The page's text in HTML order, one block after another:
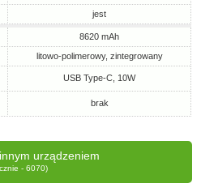
jest
8620 mAh
litowo-polimerowy, zintegrowany
USB Type-C, 10W
brak
urządzeniem
- 6070)